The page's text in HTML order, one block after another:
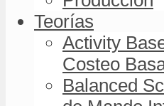
Teorías
Activity
Costeo
Balanced